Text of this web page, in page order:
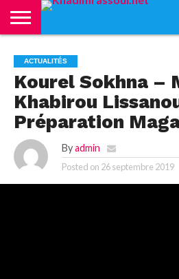
KHADIMRASSOUL
LE
MOURIDISME
ACTUALITÉS
CONTRIBUTIONS
PASS
–
PASS
NETALI
BOROM
NDAME
L’ISLAM
VIDÉOS
ACTUALITÉS
Kourel Sokhna –
Khabirou
Préparation
By admin
Posted on 26 septembre 2019